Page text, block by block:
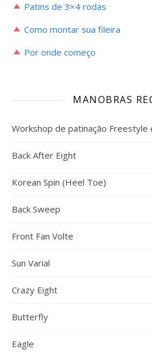
Patins de 3×4 rodas
Como montar sua fileira
Por onde começo
MANOBRAS
Workshop de patinação Freestyle
Back After Eight
Korean Spin (Heel Toe)
Back Sweep
Front Fan Volte
Sun Varial
Crazy Eight
Butterfly
Eagle